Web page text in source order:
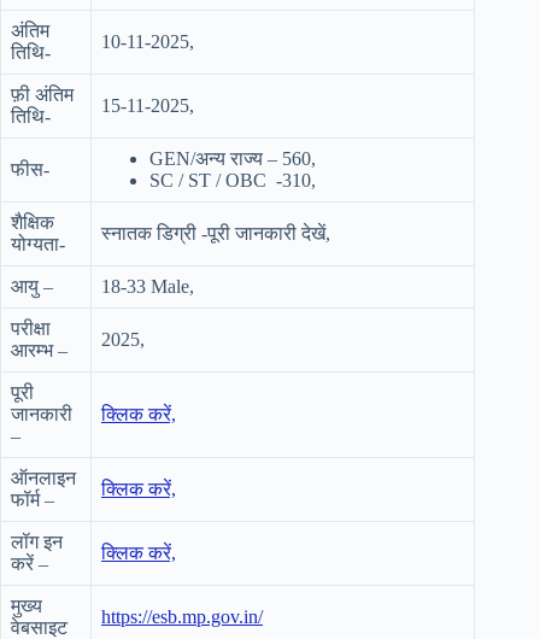
अंतिम
तिथि-
10-11-2025,
फ़ी अंतिम
तिथि-
15-11-2025,
फीस-
GEN/अन्य राज्य – 560,
SC / ST / OBC -310,
शैक्षिक
योग्यता-
स्नातक डिग्री -पूरी जानकारी देखें,
आयु – 18-33 Male,
परीक्षा
आरम्भ –
2025,
पूरी
जानकारी
–
क्लिक करें,
ऑनलाइन
फॉर्म –
क्लिक करें,
लॉग इन
करें –
क्लिक करें,
मुख्य
वेबसाइट
https://esb.mp.gov.in/